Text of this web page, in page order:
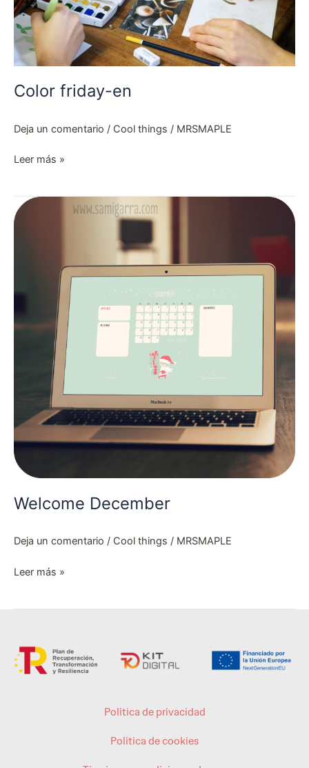
Color friday-en
Deja un comentario / Cool things / MRSMAPLE
Leer más »
Welcome December
Deja un comentario / Cool things / MRSMAPLE
Welcome
December
Leer más »
Política de privacidad
Política de cookies